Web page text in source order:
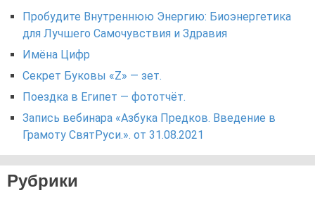
Пробудите Внутреннюю Энергию: Биоэнергетика
для Лучшего Самочувствия и Здравия
Имёна Цифр
Секрет Буковы «Z» — зет.
Поездка в Египет — фототчёт.
Запись вебинара «Азбука Предков. Введение в
Грамоту СвятРуси.». от 31.08.2021
Рубрики